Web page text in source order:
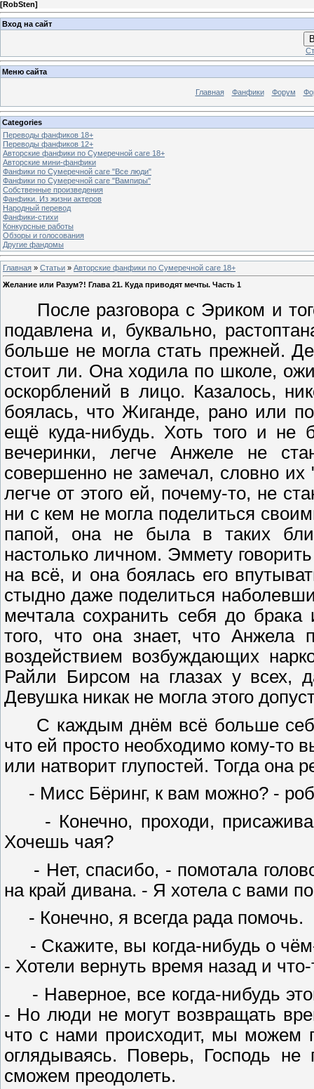
[RobSten]
Вход на сайт
Меню сайта
Главная Фанфики Форум
Categories
Переводы фанфиков 18+
Переводы фанфиков 12+
Авторские фанфики по Сумеречной саге 18+
Авторские мини-фанфики
Фанфики по Сумеречной саге "Все люди"
Фанфики по Сумеречной саге "Вампиры"
Собственные произведения
Фанфики. Из жизни актеров
Народный перевод
Фанфики-стихи
Конкурсные работы
Обзоры и голосования
Другие фандомы
Главная » Статьи » Авторские фанфики по Сумеречной саге 18+
Желание или Разум?! Глава 21. Куда приводят мечты. Часть 1
После разговора с Эриком и
подавлена и, буквально,
больше не могла стать прежней.
стоит ли. Она ходила по школе,
оскорблений в лицо. Казалось,
боялась, что Жиганде, рано или
ещё куда-нибудь. Хоть того и не
вечеринки, легче Анжеле не
совершенно не замечал, словно
легче от этого ей, почему-то, не
ни с кем не могла поделиться
папой, она не была в таких
настолько личном. Эммету
на всё, и она боялась его
стыдно даже поделиться
мечтала сохранить себя до
того, что она знает, что Анжела
воздействием возбуждающих
Райли Бирсом на глазах у всех,
Девушка никак не могла этого
С каждым днём всё больше себя
что ей просто необходимо кому-то
или натворит глупостей. Тогда она
- Мисс Бёринг, к вам можно? -
- Конечно, проходи,
Хочешь чая?
- Нет, спасибо, - помотала
на край дивана. - Я хотела с вами
- Конечно, я всегда рада помочь.
- Скажите, вы когда-нибудь о
- Хотели вернуть время назад и
- Наверное, все когда-нибудь
- Но люди не могут возвращать
что с нами происходит, мы можем
оглядываясь. Поверь, Господь
сможем преодолеть.